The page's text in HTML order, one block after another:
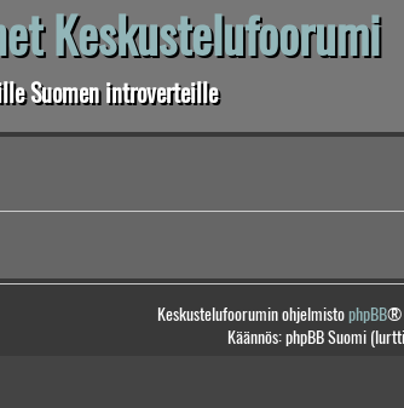
Keskustelufoorumi
Suomen introverteille
Keskustelufoorumin ohjelmistophpBB®
Käännös: phpBB Suomi